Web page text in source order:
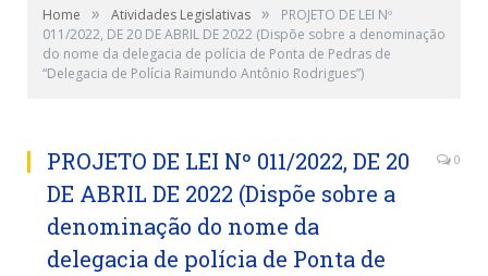
Home » Atividades Legislativas »
PROJETO DE LEI Nº
011/2022, DE 20 DE ABRIL DE 2022 (Dispõe sobre a denominação
do nome da delegacia de polícia de Ponta de Pedras de
“Delegacia de Polícia Raimundo Antônio Rodrigues”)
PROJETO DE LEI Nº 011/2022, DE 20
DE ABRIL DE 2022 (Dispõe sobre a
denominação do nome da
delegacia de polícia de Ponta de
0